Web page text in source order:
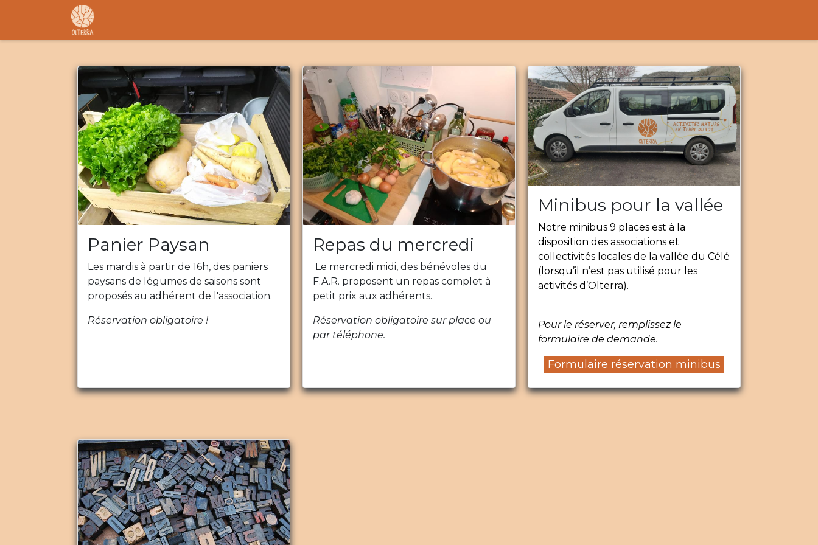
Panier Paysan
Les mardis à partir de 16h, des paniers
paysans de légumes de saisons sont
proposés au adhérent de l'association.
Réservation obligatoire !
Repas du mercredi
Le mercredi midi, des bénévoles du
F.A.R. proposent un repas complet à
petit prix aux adhérents.
Réservation obligatoire sur place ou
par téléphone.
Minibus pour la vallée
Notre minibus 9 places est à la
disposition des associations et
collectivités locales de la vallée du Célé
(lorsqu’il n’est pas utilisé pour les
activités d’Olterra).
Pour le réserver, remplissez le
formulaire de demande.
Formulaire réservation minibus